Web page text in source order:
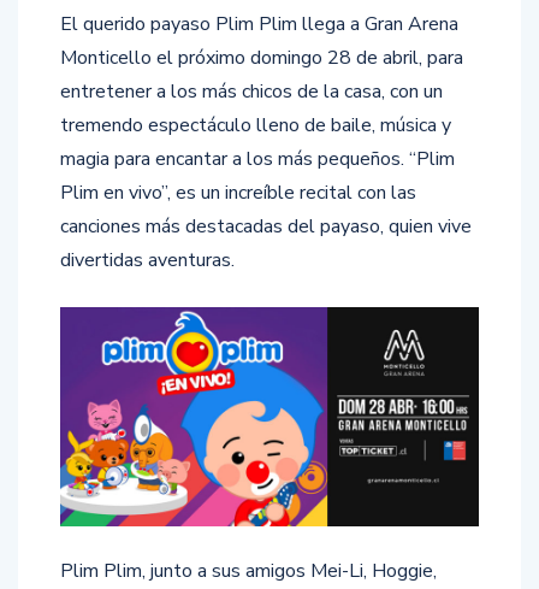
El querido payaso Plim Plim llega a Gran Arena
Monticello el próximo domingo 28 de abril, para
entretener a los más chicos de la casa, con un
tremendo espectáculo lleno de baile, música y
magia para encantar a los más pequeños. “Plim
Plim en vivo”, es un increíble recital con las
canciones más destacadas del payaso, quien vive
divertidas aventuras.
Plim Plim, junto a sus amigos Mei-Li, Hoggie,